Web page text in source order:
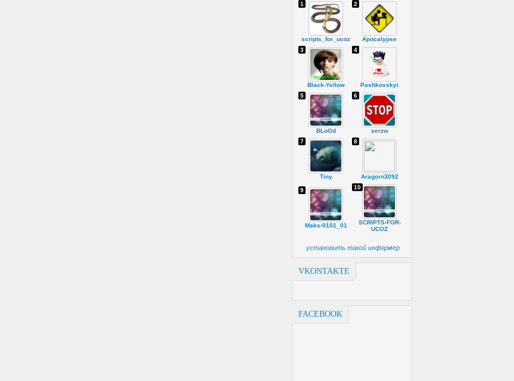
scripts_for_ucoz
1
Apocalypse
2
Black-Yellow
3
Pashkovskyi
4
BLoOd
5
serzw
6
Tiny
7
Aragorn3092
8
Maks-0101_01
9
SCRIPTS-FOR-
UCOZ
10
установить такой информер
VKONTAKTE
FACEBOOK